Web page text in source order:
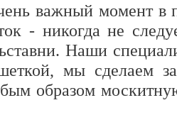
важный момент в
- никогда не
Наши
мы сделаем
образом